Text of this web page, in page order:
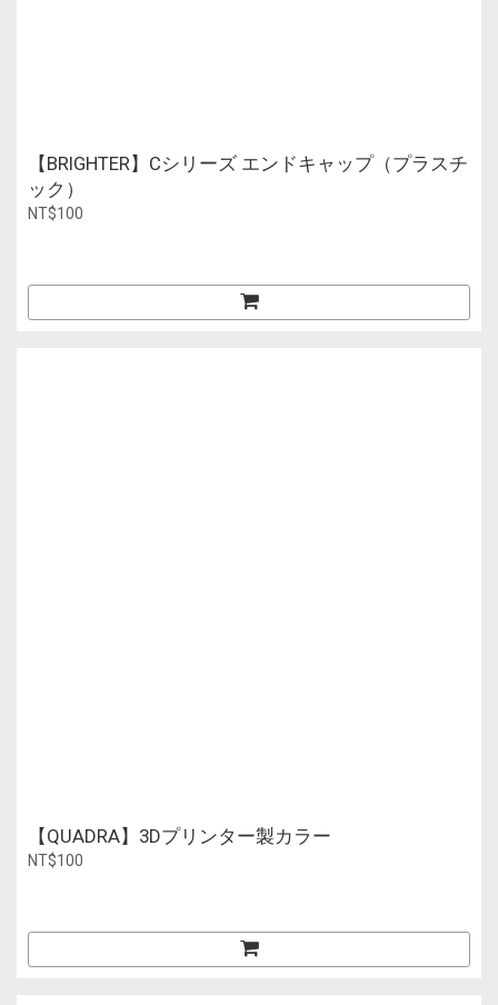
【BRIGHTER】Cシリーズ エンドキャップ（プラスチ
ック）
NT$100
【QUADRA】3Dプリンター製カラー
NT$100